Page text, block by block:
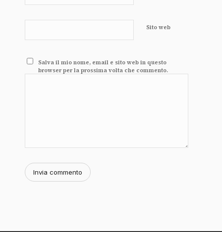
Sito web
Salva il mio nome, email e sito web in questo
browser per la prossima volta che commento.